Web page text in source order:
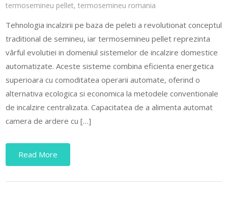
termosemineu pellet,termosemineu romania
Tehnologia incalzirii pe baza de peleti a revolutionat conceptul
traditional de semineu, iar termosemineu pellet reprezinta
vârful evolutiei in domeniul sistemelor de incalzire domestice
automatizate. Aceste sisteme combina eficienta energetica
superioara cu comoditatea operarii automate, oferind o
alternativa ecologica si economica la metodele conventionale
de incalzire centralizata. Capacitatea de a alimenta automat
camera de ardere cu […]
Read More